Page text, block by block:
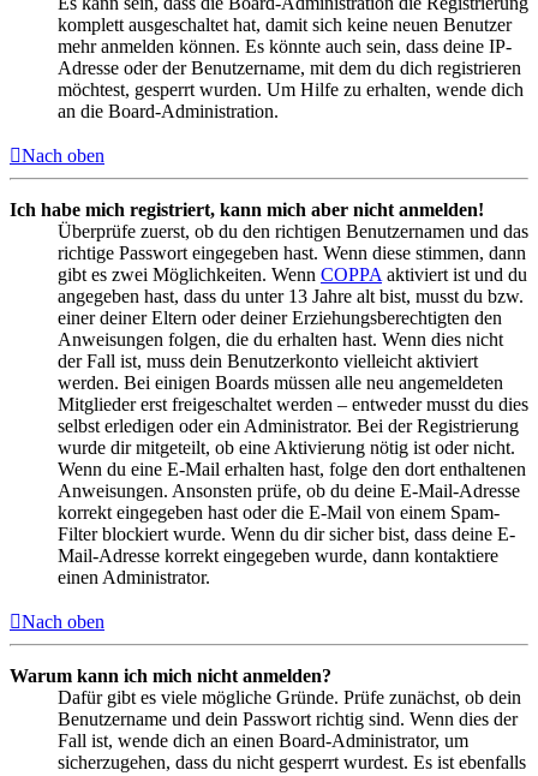
komplett ausgeschaltet hat, damit sich keine neuen Benutzer
mehr anmelden können. Es könnte auch sein, dass deine IP-
Adresse oder der Benutzername, mit dem du dich registrieren
möchtest, gesperrt wurden. Um Hilfe zu erhalten, wende dich
an die Board-Administration.
Nach oben
Ich habe mich registriert, kann mich aber nicht anmelden!
Überprüfe zuerst, ob du den richtigen Benutzernamen und das
richtige Passwort eingegeben hast. Wenn diese stimmen, dann
gibt es zwei Möglichkeiten. Wenn COPPA aktiviert ist und du
angegeben hast, dass du unter 13 Jahre alt bist, musst du bzw.
einer deiner Eltern oder deiner Erziehungsberechtigten den
Anweisungen folgen, die du erhalten hast. Wenn dies nicht
der Fall ist, muss dein Benutzerkonto vielleicht aktiviert
werden. Bei einigen Boards müssen alle neu angemeldeten
Mitglieder erst freigeschaltet werden – entweder musst du dies
selbst erledigen oder ein Administrator. Bei der Registrierung
wurde dir mitgeteilt, ob eine Aktivierung nötig ist oder nicht.
Wenn du eine E-Mail erhalten hast, folge den dort enthaltenen
Anweisungen. Ansonsten prüfe, ob du deine E-Mail-Adresse
korrekt eingegeben hast oder die E-Mail von einem Spam-
Filter blockiert wurde. Wenn du dir sicher bist, dass deine E-
Mail-Adresse korrekt eingegeben wurde, dann kontaktiere
einen Administrator.
Nach oben
Warum kann ich mich nicht anmelden?
Dafür gibt es viele mögliche Gründe. Prüfe zunächst, ob dein
Benutzername und dein Passwort richtig sind. Wenn dies der
Fall ist, wende dich an einen Board-Administrator, um
sicherzugehen, dass du nicht gesperrt wurdest. Es ist ebenfalls